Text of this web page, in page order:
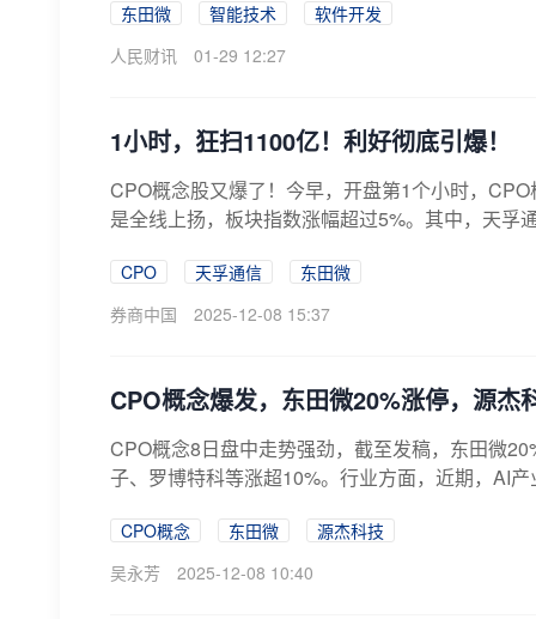
东田微 智能技术
软件开发
人民财讯
01-29 12:27
1小时，狂扫1100亿！利好彻底引爆！
CPO概念股又爆了！今早，开盘第1个小时，
是全线上扬，板块指数涨幅超过5%。其中，天孚
CPO 天孚通信
东田微
券商中国
2025-12-08 15:37
CPO概念爆发，东田微20%涨停，源杰
CPO概念8日盘中走势强劲，截至发稿，东田微
子、罗博特科等涨超10%。行业方面，近期，AI
CPO概念 东田微
源杰科技
吴永芳
2025-12-08 10:40